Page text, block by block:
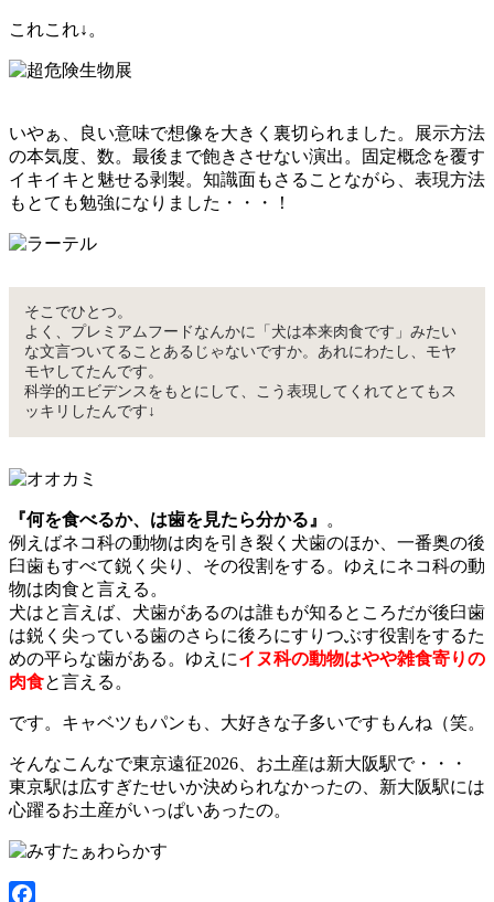
これこれ↓。
いやぁ、良い意味で想像を大きく裏切られました。展示方法
の本気度、数。最後まで飽きさせない演出。固定概念を覆す
イキイキと魅せる剥製。知識面もさることながら、表現方法
もとても勉強になりました・・・！
そこでひとつ。
よく、プレミアムフードなんかに「犬は本来肉食です」みたい
な文言ついてることあるじゃないですか。あれにわたし、モヤ
モヤしてたんです。
科学的エビデンスをもとにして、こう表現してくれてとてもス
ッキリしたんです↓
『何を食べるか、は歯を見たら分かる』 。
例えばネコ科の動物は肉を引き裂く犬歯のほか、一番奥の後
臼歯もすべて鋭く尖り、その役割をする。ゆえにネコ科の動
物は肉食と言える。
犬はと言えば、犬歯があるのは誰もが知るところだが後臼歯
は鋭く尖っている歯のさらに後ろにすりつぶす役割をするた
めの平らな歯がある。ゆえにイヌ科の動物はやや雑食寄りの
肉食と言える。
です。キャベツもパンも、大好きな子多いですもんね（笑。
そんなこんなで東京遠征2026、お土産は新大阪駅で・・・
東京駅は広すぎたせいか決められなかったの、新大阪駅には
心躍るお土産がいっぱいあったの。